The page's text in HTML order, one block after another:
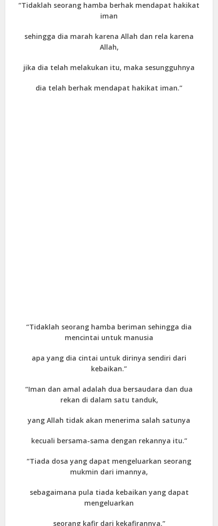
“Tidaklah seorang hamba berhak mendapat hakikat
iman
sehingga dia marah karena Allah dan rela karena
Allah,
jika dia telah melakukan itu, maka sesungguhnya
dia telah berhak mendapat hakikat iman.”
“Tidaklah seorang hamba beriman sehingga dia
mencintai untuk manusia
apa yang dia cintai untuk dirinya sendiri dari
kebaikan.”
“Iman dan amal adalah dua bersaudara dan dua
rekan di dalam satu tanduk,
yang Allah tidak akan menerima salah satunya
kecuali bersama-sama dengan rekannya itu.”
“Tiada dosa yang dapat mengeluarkan seorang
mukmin dari imannya,
sebagaimana pula tiada kebaikan yang dapat
mengeluarkan
seorang kafir dari kekafirannya.”